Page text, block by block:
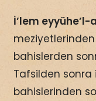
İ’lem eyyühe’l-
bahislerden
Tafsilden sonra
bahislerinden